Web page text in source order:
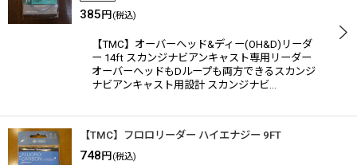
385 円 (税込)
【TMC】オーバーヘッド&ディー(OH&D)リーダ
ー 14ft スカンジナビアンキャスト専用リーダー
オーバーヘッドもDループも両方できるスカンジ
ナビアンキャスト用設計 スカンジナビ…
【TMC】フロロリーダー ハイエナジー 9FT
748 円 (税込)